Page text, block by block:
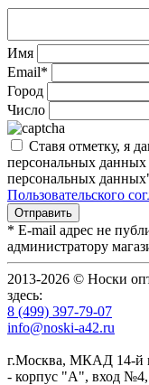
Имя
Email*
Город
Число
Ставя отметку, я
персональных
персональных
Пользовательского
* E-mail адрес не
администратору
2013-2026 © Носки
здесь:
8 (499) 397-79-07
info@noski-a42.ru
г.Москва, МКАД 14-й
- корпус "А", вход №4,